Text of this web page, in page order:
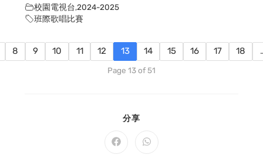
校園電視台,2024-2025
班際歌唱比賽
8 9 10 11 12 13 14 15 16 17 18
Page 13 of 51
分享
CONTENT
Opens
Opens